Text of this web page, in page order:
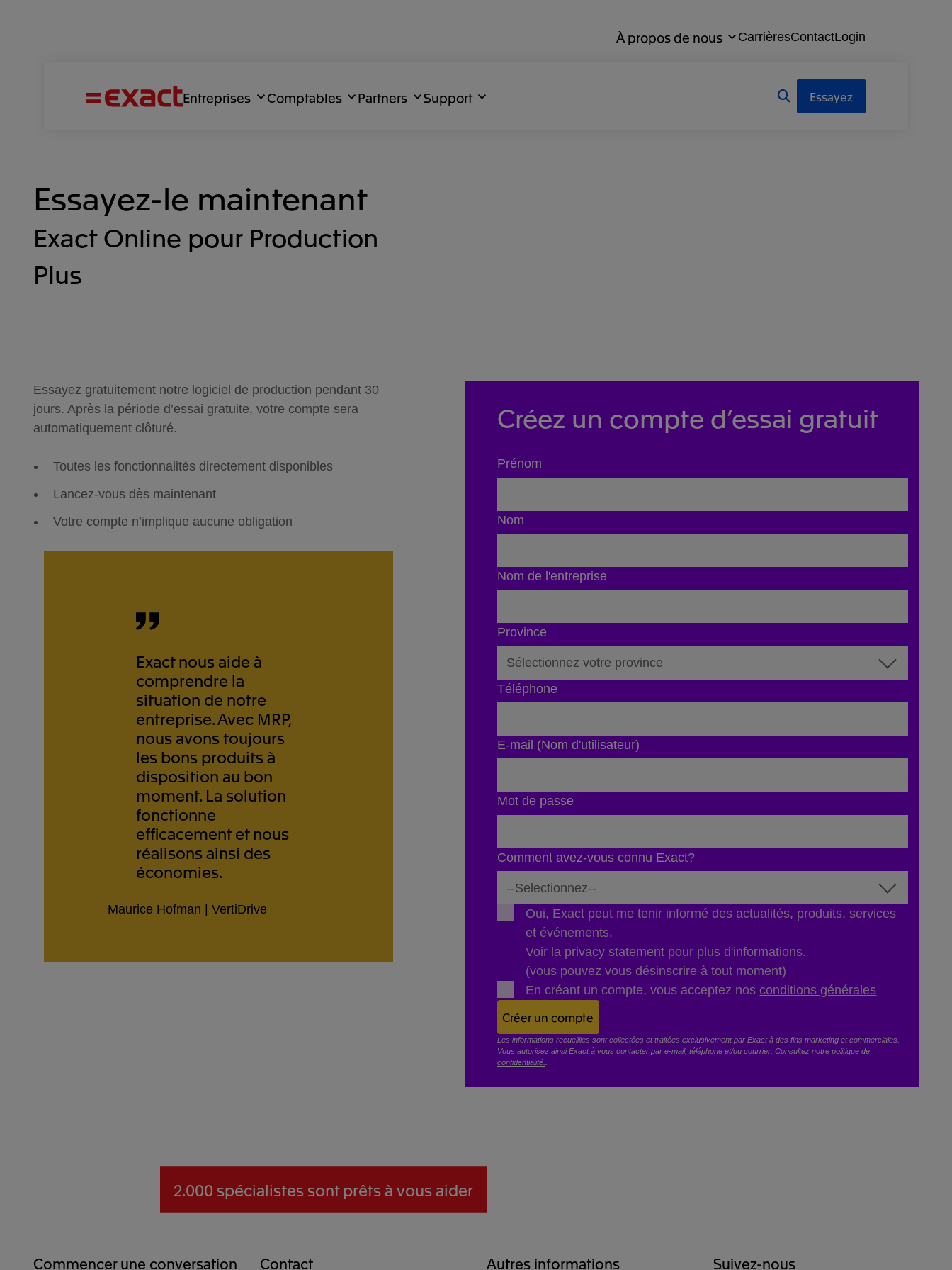
Entreprises Comptables Partners Support Essayez
À propos de nous CarrièresContactLogin
Essayez-le maintenant
Exact Online pour Production
Plus
Essayez gratuitement notre logiciel de production pendant 30
jours. Après la période d’essai gratuite, votre compte sera
automatiquement clôturé.
Toutes les fonctionnalités directement disponibles
Lancez-vous dès maintenant
Votre compte n’implique aucune obligation
Exact nous aide à
comprendre la
situation de notre
entreprise. Avec MRP,
nous avons toujours
les bons produits à
disposition au bon
moment. La solution
fonctionne
efficacement et nous
réalisons ainsi des
économies.
Maurice Hofman | VertiDrive
Créez un compte d’essai gratuit
Prénom
Nom
Nom de l'entreprise
Province
Téléphone
E-mail (Nom d'utilisateur)
Mot de passe
Comment avez-vous connu Exact?
Oui, Exact peut me tenir informé des actualités, produits, services
et événements.
Voir la privacy statement pour plus d'informations.
(vous pouvez vous désinscrire à tout moment)
En créant un compte, vous acceptez nos conditions générales
Créer un compte
Les informations recueillies sont collectées et traitées exclusivement par Exact à des fins marketing et commerciales.
Vous autorisez ainsi Exact à vous contacter par e-mail, téléphone et/ou courrier. Consultez notre politique de
confidentialité.
2.000 spécialistes sont prêts à vous aider
Commencer une conversation Contact Autres informations Suivez-nous